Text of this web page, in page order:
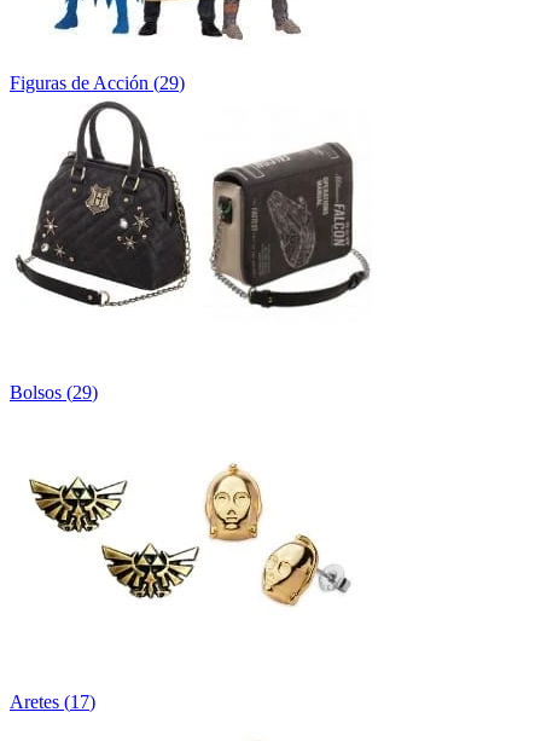
Figuras de Acción (29)
Bolsos (29)
Aretes (17)